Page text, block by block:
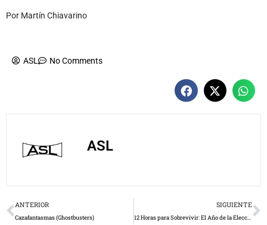
Por Martín Chiavarino
ASL No Comments
ASL
Prev
ANTERIOR
Cazafantasmas (Ghostbusters)
SIGUIENTE
12 Horas para Sobrevivir: El Año de la Elección (The Purge: Election Year)